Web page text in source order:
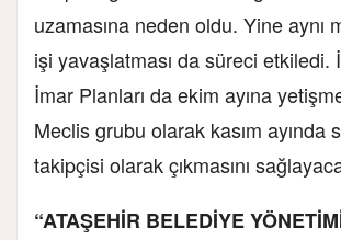
uzamasına neden oldu. Yine aynı
işi yavaşlatması da süreci etkiledi.
İmar Planları da ekim ayına
Meclis grubu olarak kasım ayında
takipçisi olarak çıkmasını
“ATAŞEHİR BELEDİYE